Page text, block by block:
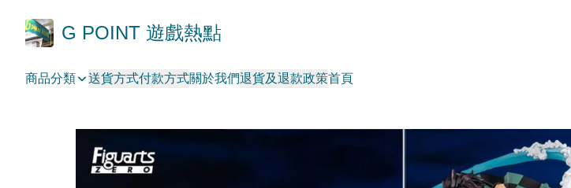
G POINT 遊戲熱點
商品分類 送貨方式付款方式關於我們退貨及退款政策首頁